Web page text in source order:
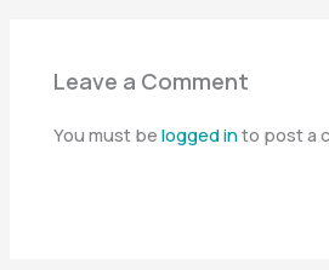
Leave a Comment
You must belogged into post a